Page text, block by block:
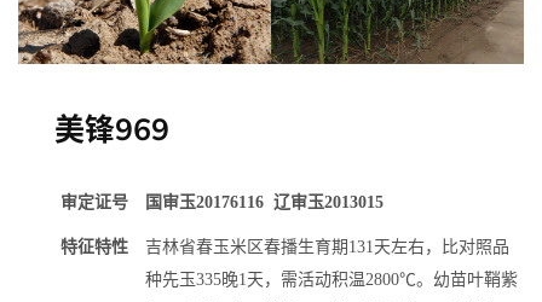
美锋969
审定证号 国审玉20176116 辽审玉2013015
特征特性
吉林省春玉米区春播生育期131天左右，比对照品
种先玉335晚1天，需活动积温2800℃。幼苗叶鞘紫